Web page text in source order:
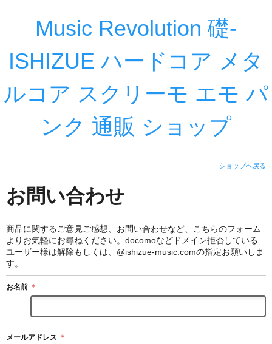
Music Revolution 礎-
ISHIZUE ハードコア メタ
ルコア スクリーモ エモ パ
ンク 通販 ショップ
ショップへ戻る
お問い合わせ
商品に関するご意見ご感想、お問い合わせなど、こちらのフォーム
よりお気軽にお尋ねください。docomoなどドメイン拒否している
ユーザー様は解除もしくは、@ishizue-music.comの指定お願いしま
す。
お名前 ＊
メールアドレス ＊